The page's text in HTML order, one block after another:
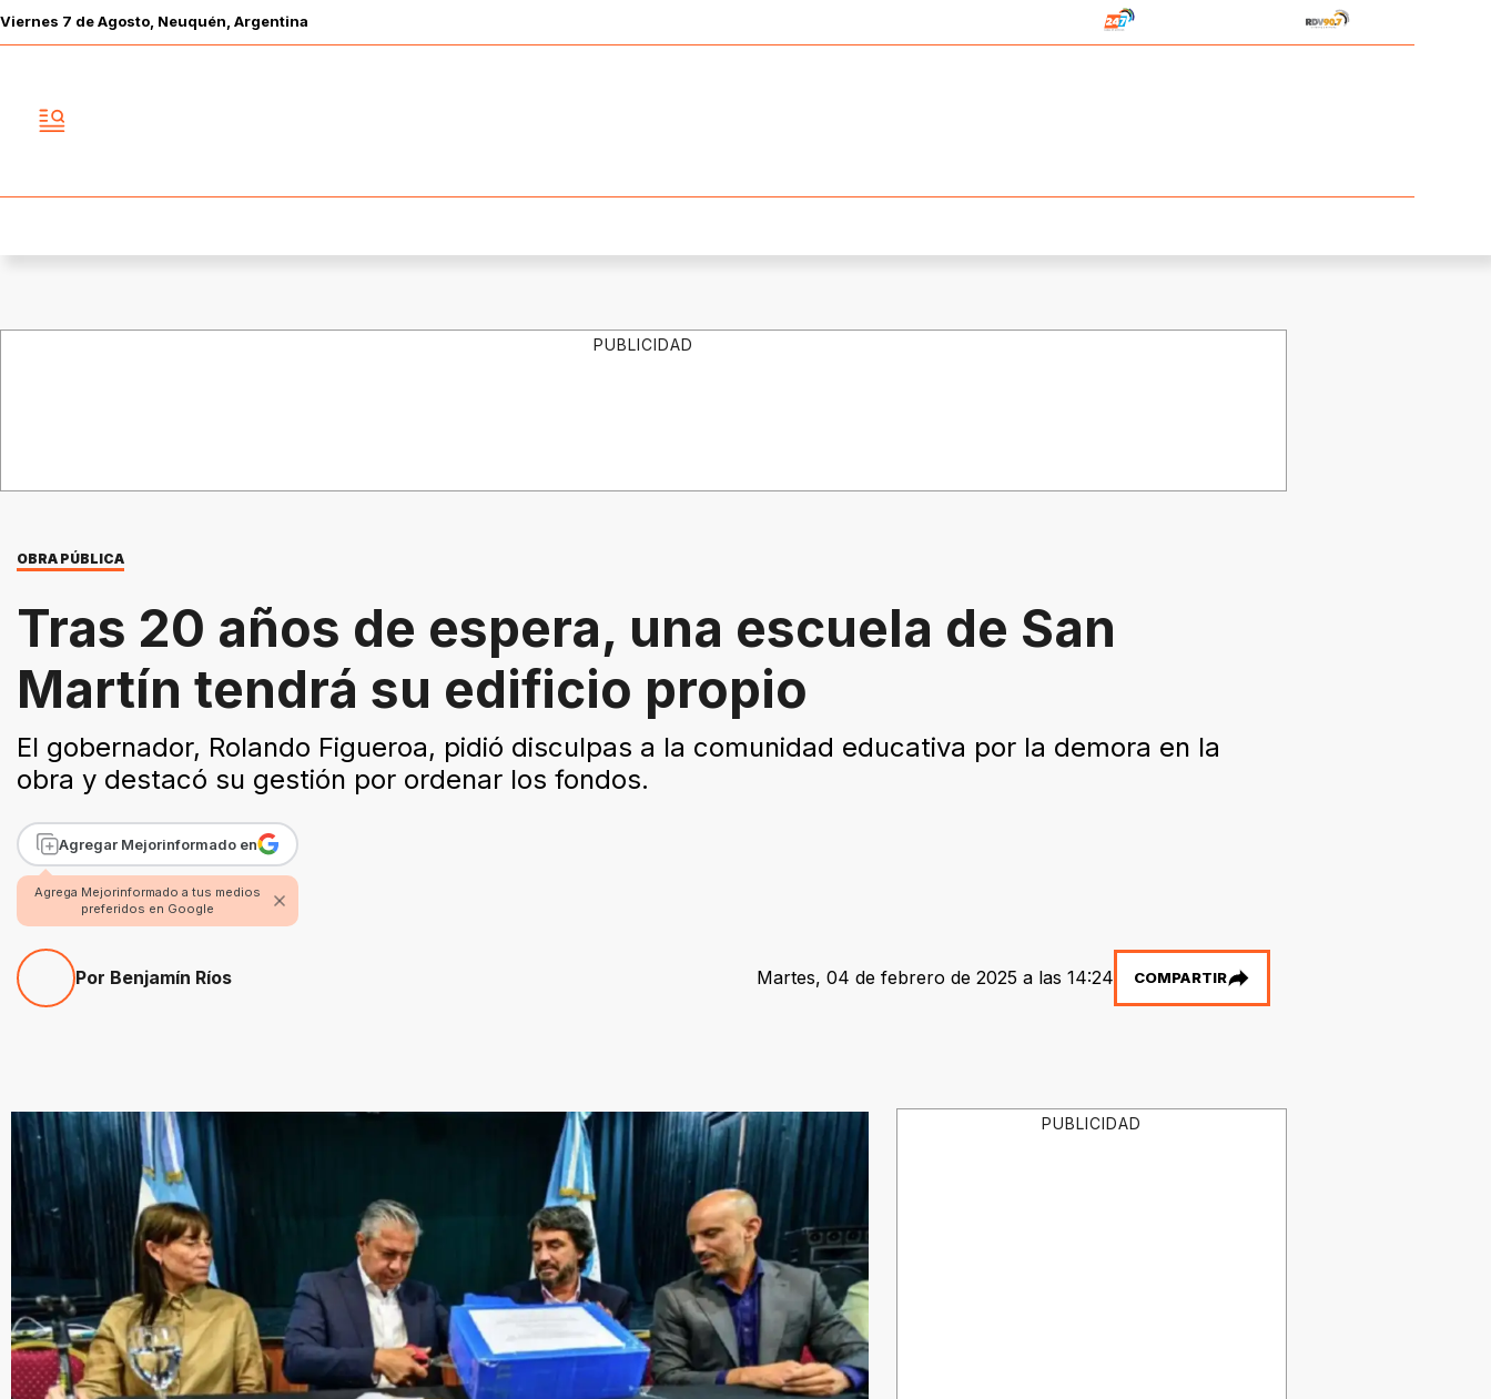
Viernes 7 deAgosto , Neuquén, Argentina
PUBLICIDAD
OBRA PÚBLICA
Tras 20 años de espera, una escuela de San
Martín tendrá su edificio propio
El gobernador, Rolando Figueroa, pidió disculpas a la comunidad educativa por la demora en la
obra y destacó su gestión por ordenar los fondos.
Agregar Mejorinformado en
Agrega Mejorinformado a tus medios
preferidos en Google
Por Benjamín Ríos Martes, 04 de febrero de 2025 a las 14:24 COMPARTIR
PUBLICIDAD